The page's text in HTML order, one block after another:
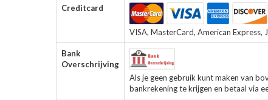
Creditcard
VISA, MasterCard, American Express,
Bank
Overschrijving
Als je geen gebruik kunt maken van
bankrekening te krijgen en betaal via